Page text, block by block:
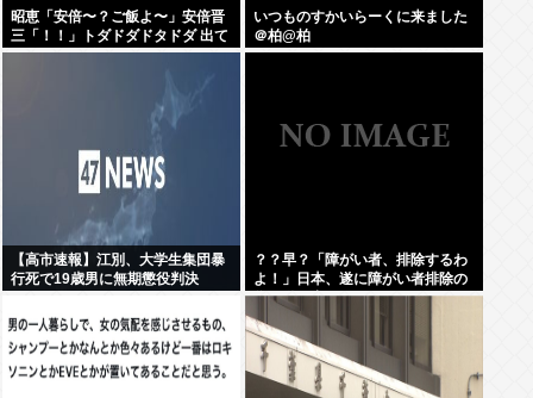
昭恵「安倍〜？ご飯よ〜」安倍晋
三「！！」トダドダドタドダ 出て
きそうなご飯
いつものすかいらーくに来ました
＠柏@柏
【高市速報】江別、大学生集団暴
行死で19歳男に無期懲役判決
？？早？「障がい者、排除するわ
よ！」日本、遂に障がい者排除の
為に動き出す。